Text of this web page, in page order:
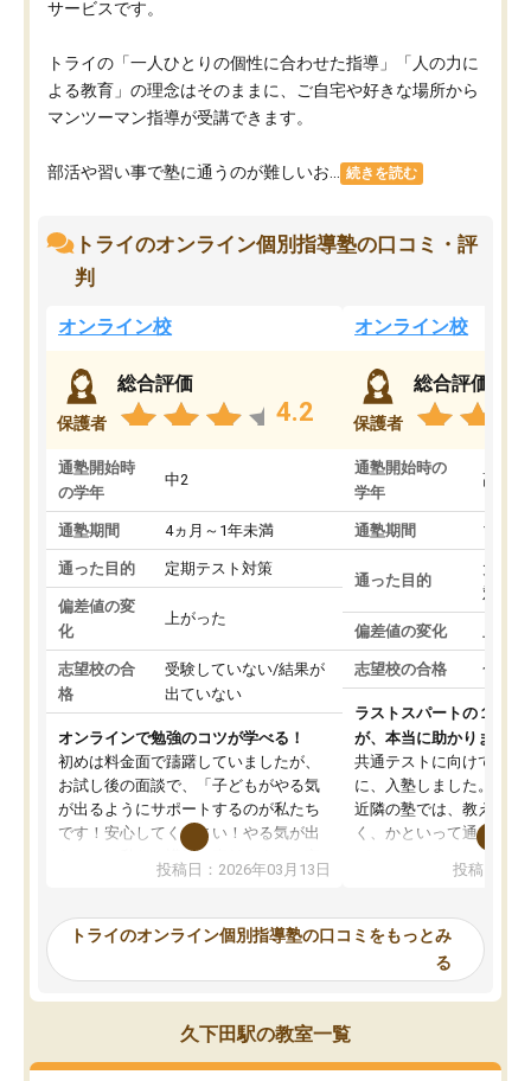
サービスです。
トライの「一人ひとりの個性に合わせた指導」「人の力に
よる教育」の理念はそのままに、ご自宅や好きな場所から
マンツーマン指導が受講できます。
部活や習い事で塾に通うのが難しいお... 続きを読む
トライのオンライン個別指導塾の口コミ・評
判
オンライン校
保護者
総合評価
4.2
通塾開始時
の学年
中2
通塾期間 4ヵ月～1年未満
通った目的 定期テスト対策
偏差値の変
化
上がった
志望校の合
格
受験していない/結果が
出ていない
オンラインで勉強のコツが学べる！
初めは料金面で躊躇していましたが、
お試し後の面談で、「子どもがやる気
が出るようにサポートするのが私たち
です！安心してください！やる気が出
ないのは私たち講師の責任です」と言
ってくださり、確かに！と考えて、思
ったんですが、学生の先生から学ぶこ
み、徐々に成績が上がったらいいなと
思っていました。何が今足りないのか
を的確に指導いただき、子どももびっ
くりするほど楽しんでやる気を持って
塾を受けています。狙い通り、少しず
投稿日：2026年03月13日
オンライン校
保護者
総合評価
通塾開始時の
学年
高3
通塾期間 1～3
通った目的
大学
対策
偏差値の変化 上が
志望校の合格 合格
ラストスパートの１か月
が、本当に助かりました
共通テストに向けての追
に、入塾しました。田舎
近隣の塾では、教えても
く、かといって通うには
可能なので本当に助か
らないところをピンポイ
頂いて、とてもわかり
していました。一生を
スト、多少お金がかかっ
投稿日：
トライのオンライン個別指導塾の口コミをもっとみ
る
久下田駅の教室一覧